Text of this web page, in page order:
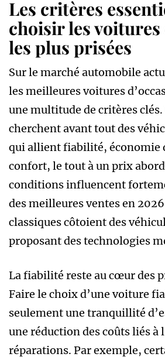
Les critères
choisir les voitures
les plus prisées
Sur le marché automobile
les meilleures voitures
une multitude de critères clés.
cherchent avant tout des
qui allient fiabilité, économie
confort, le tout à un prix
conditions influencent
des meilleures ventes en
classiques côtoient des
proposant des technologies
La fiabilité reste au cœur des
Faire le choix d’une voiture
seulement une tranquillité
une réduction des coûts liés à
réparations. Par exemple,